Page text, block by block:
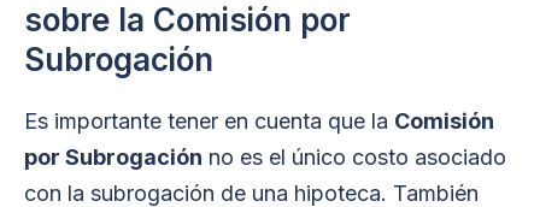
sobre la Comisión por
Subrogación
Es importante tener en cuenta que la Comisión
por Subrogación no es el único costo asociado
con la subrogación de una hipoteca. También